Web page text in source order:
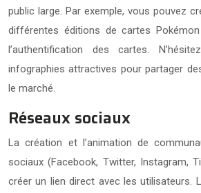
public large. Par exemple, vous pouvez
différentes éditions de cartes
l’authentification des cartes.
infographies attractives pour partager
le marché.
Réseaux sociaux
La création et l’animation de
sociaux (Facebook, Twitter, Instagram,
créer un lien direct avec les utilisateurs.